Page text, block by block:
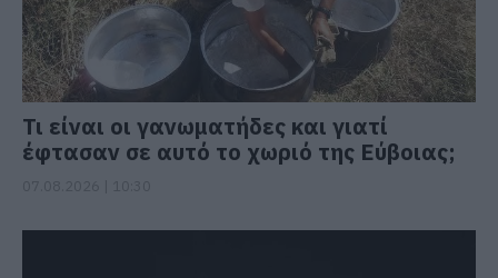
Τι είναι οι γανωματήδες και γιατί
έφτασαν σε αυτό το χωριό της Εύβοιας;